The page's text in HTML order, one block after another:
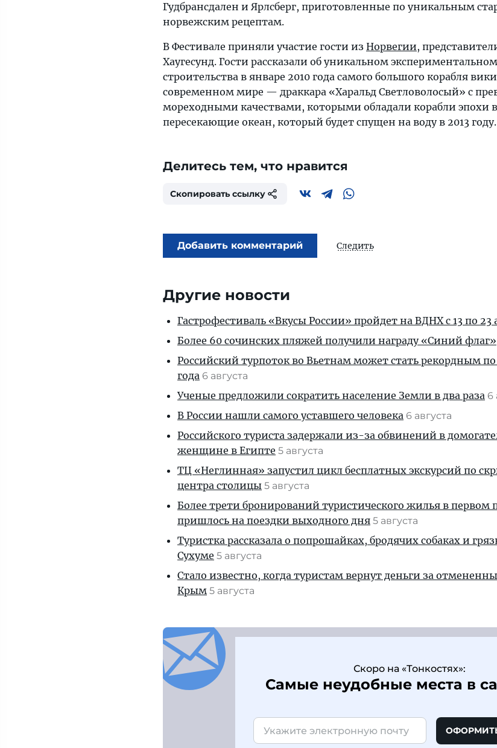
Гудбрансдален и Ярлсберг, приготовленные по уникальным
норвежским рецептам.
В Фестивале приняли участие гости из Норвегии,
Хаугесунд. Гости рассказали об уникальном
строительства в январе 2010 года самого большого корабля
современном мире — драккара «Харальд Светловолосый» с
мореходными качествами, которыми обладали корабли эпохи
пересекающие океан, который будет спущен на воду в 2013 году.
Делитесь тем, что нравится
Скопировать ссылку
Добавить комментарий Следить
Другие новости
Гастрофестиваль «Вкусы России» пройдет на ВДНХ с 13 по 23
Более 60 сочинских пляжей получили награду «Синий флаг»
Российский турпоток во Вьетнам может стать рекордным
года 6 августа
Ученые предложили сократить население Земли в два раза 6
В России нашли самого уставшего человека 6 августа
Российского туриста задержали из-за обвинений в
женщине в Египте 5 августа
ТЦ «Неглинная» запустил цикл бесплатных экскурсий по
центра столицы 5 августа
Более трети бронирований туристического жилья в первом
пришлось на поездки выходного дня 5 августа
Туристка рассказала о попрошайках, бродячих собаках и
Сухуме 5 августа
Стало известно, когда туристам вернут деньги за
Крым 5 августа
Скоро на «Тонкостях»:
Самые неудобные места в